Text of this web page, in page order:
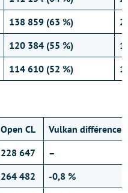
138 859 (63 %)
120 384 (55 %)
114 610 (52 %)
Open CL
Vulkan différence
228 647
–
264 482
-0,8 %